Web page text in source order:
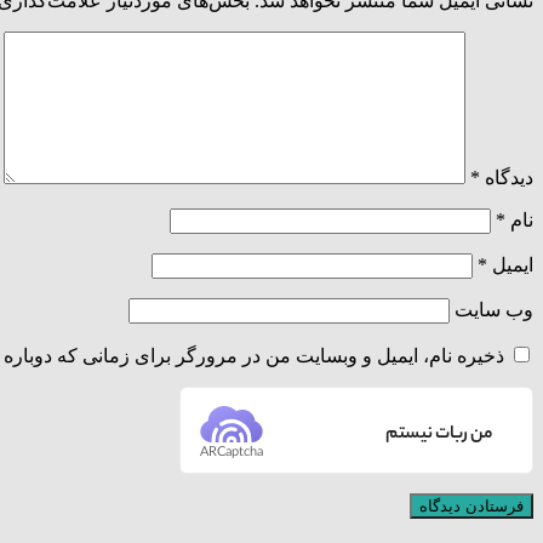
دیدگاه *
نام *
ایمیل *
وب‌ سایت
ذخیره نام، ایمیل و وبسایت من در مرورگر برای زمانی که
من ربات نیستم
ARCaptcha